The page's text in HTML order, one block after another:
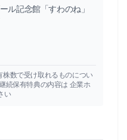
ル記念館「すわのね」
数で受け取れるものについ
続保有特典の内容は 企業ホ
い